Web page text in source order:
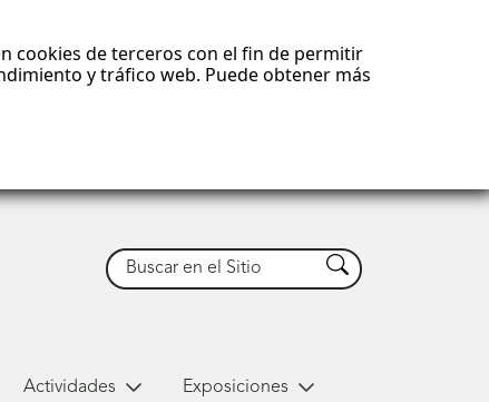
cookies de terceros con el fin de permitir
y tráfico web. Puede obtener más
Buscar Buscar
Actividades Exposiciones